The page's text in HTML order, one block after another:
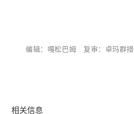
编辑：嘎松巴姆 复审：卓玛群措
相关信息